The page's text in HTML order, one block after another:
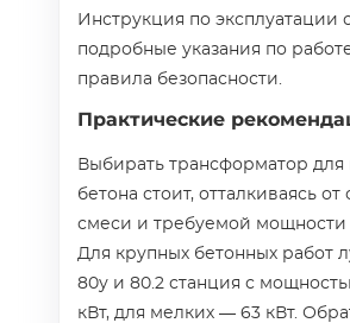
Инструкция по эксплуатации
подробные указания по
правила безопасности.
Практические
Выбирать трансформатор для
бетона стоит, отталкиваясь от
смеси и требуемой мощности
Для крупных бетонных работ
80у и 80.2 станция с
кВт, для мелких — 63 кВт.